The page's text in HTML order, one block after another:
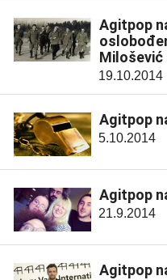
Agitpop
Milošević
19.10.2014
Agitpop
5.10.2014
Agitpop
21.9.2014
Agitpop